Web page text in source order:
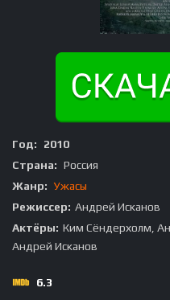
Год:
2010
Страна: Россия
Жанр: Ужасы
Режиссер: Андрей Исканов
Актёры: Ким Сёндерхолм,
Андрей Исканов
6.3